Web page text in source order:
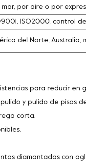
mar, por aire o por
ISO2000, control
del Norte, Australia,
para reducir en
y pulido de pisos
corta.
diamantadas con